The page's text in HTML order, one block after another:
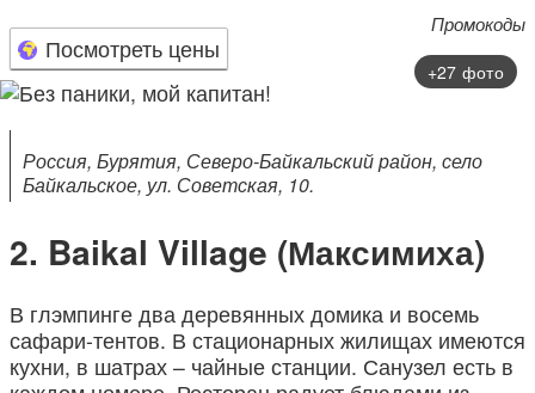
Посмотреть цены
Промокоды
+27 фото
Россия, Бурятия, Северо-Байкальский район, село
Байкальское, ул. Советская, 10.
Baikal Village (Максимиха)
В глэмпинге два деревянных домика и восемь
сафари-тентов. В стационарных жилищах имеются
кухни, в шатрах – чайные станции. Санузел есть в